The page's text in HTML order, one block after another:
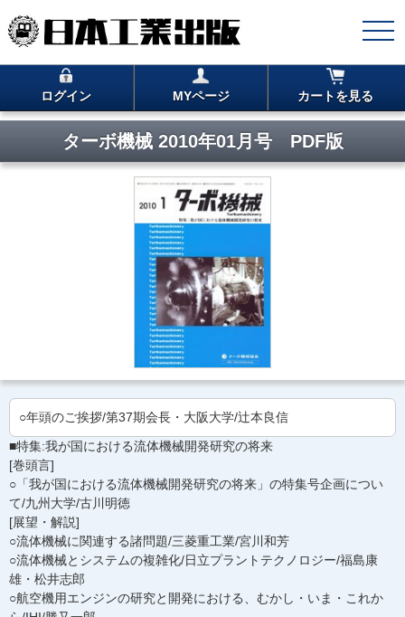
ログイン MYページ カートを見る
ターボ機械 2010年01月号 PDF版
○年頭のご挨拶/第37期会長・大阪大学/辻本良信
■特集:我が国における流体機械開発研究の将来
[巻頭言]
○「我が国における流体機械開発研究の将来」の特集号企画につい
て/九州大学/古川明徳
[展望・解説]
○流体機械に関連する諸問題/三菱重工業/宮川和芳
○流体機械とシステムの複雑化/日立プラントテクノロジー/福島康
雄・松井志郎
○航空機用エンジンの研究と開発における、むかし・いま・これか